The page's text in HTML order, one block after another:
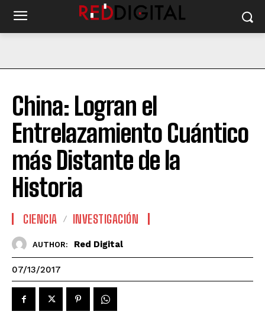
China: Logran el
Entrelazamiento Cuántico
más Distante de la
Historia
CIENCIA INVESTIGACIÓN
AUTHOR: Red Digital
07/13/2017